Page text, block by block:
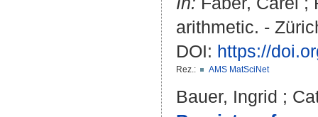
arithmetic. -
DOI: https://
Rez.: AMS MatSciNet
Bauer, Ingrid ;